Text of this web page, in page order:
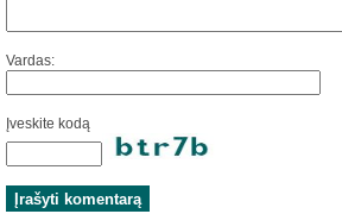
Vardas:
Įveskite kodą